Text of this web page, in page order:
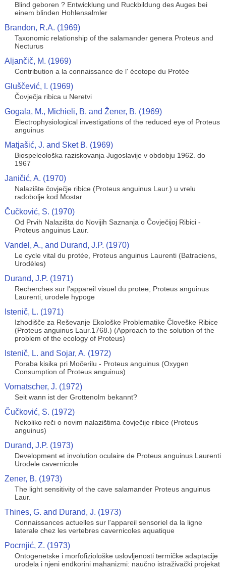
Blind geboren ? Entwicklung und Ruckbildung des Auges bei
einem blinden Hohlensalmler
Brandon, R.A. (1969)
Taxonomic relationship of the salamander genera Proteus and
Necturus
Aljančič, M. (1969)
Contribution a la connaissance de l' écotope du Protée
Gluščević, I. (1969)
Čovječja ribica u Neretvi
Gogala, M., Michieli, B. and Žener, B. (1969)
Electrophysiological investigations of the reduced eye of Proteus
anguinus
Matjašić, J. and Sket B. (1969)
Biospeleološka raziskovanja Jugoslavije v obdobju 1962. do
1967
Janičić, A. (1970)
Nalazište čovječje ribice (Proteus anguinus Laur.) u vrelu
radobolje kod Mostar
Čučković, S. (1970)
Od Prvih Nalazišta do Novijih Saznanja o Čovječijoj Ribici -
Proteus anguinus Laur.
Vandel, A., and Durand, J.P. (1970)
Le cycle vital du protée, Proteus anguinus Laurenti (Batraciens,
Urodèles)
Durand, J.P. (1971)
Recherches sur l'appareil visuel du protee, Proteus anguinus
Laurenti, urodele hypoge
Istenič, L. (1971)
Izhodišče za Reševanje Ekološke Problematike Človeške Ribice
(Proteus anguinus Laur.1768.) (Approach to the solution of the
problem of the ecology of Proteus)
Istenič, L. and Sojar, A. (1972)
Poraba kisika pri Močerilu - Proteus anguinus (Oxygen
Consumption of Proteus anguinus)
Vornatscher, J. (1972)
Seit wann ist der Grottenolm bekannt?
Čučković, S. (1972)
Nekoliko reči o novim nalazištima čovječije ribice (Proteus
anguinus)
Durand, J.P. (1973)
Development et involution oculaire de Proteus anguinus Laurenti
Urodele cavernicole
Zener, B. (1973)
The light sensitivity of the cave salamander Proteus anguinus
Laur.
Thines, G. and Durand, J. (1973)
Connaissances actuelles sur l'appareil sensoriel da la ligne
laterale chez les vertebres cavernicoles aquatique
Pocrnjić, Z. (1973)
Ontogenetske i morfofiziološke uslovljenosti termičke adaptacije
urodela i njeni endkorini mahanizmi: naučno istraživački projekat